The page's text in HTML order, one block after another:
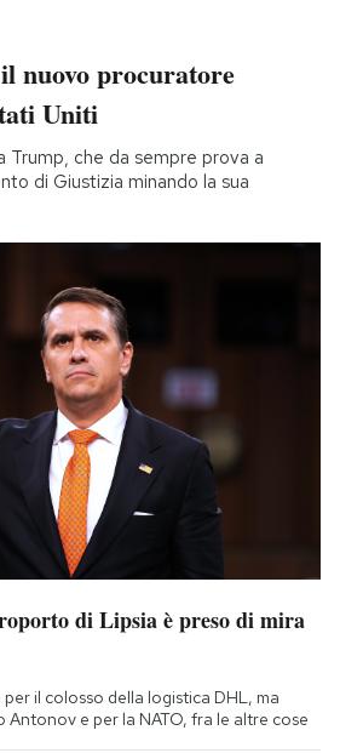
nuovo procuratore
Uniti
Trump, che da sempre prova a
di Giustizia minando la sua
di Lipsia è preso di mira
il colosso della logistica DHL, ma
Antonov e per la NATO, fra le altre cose